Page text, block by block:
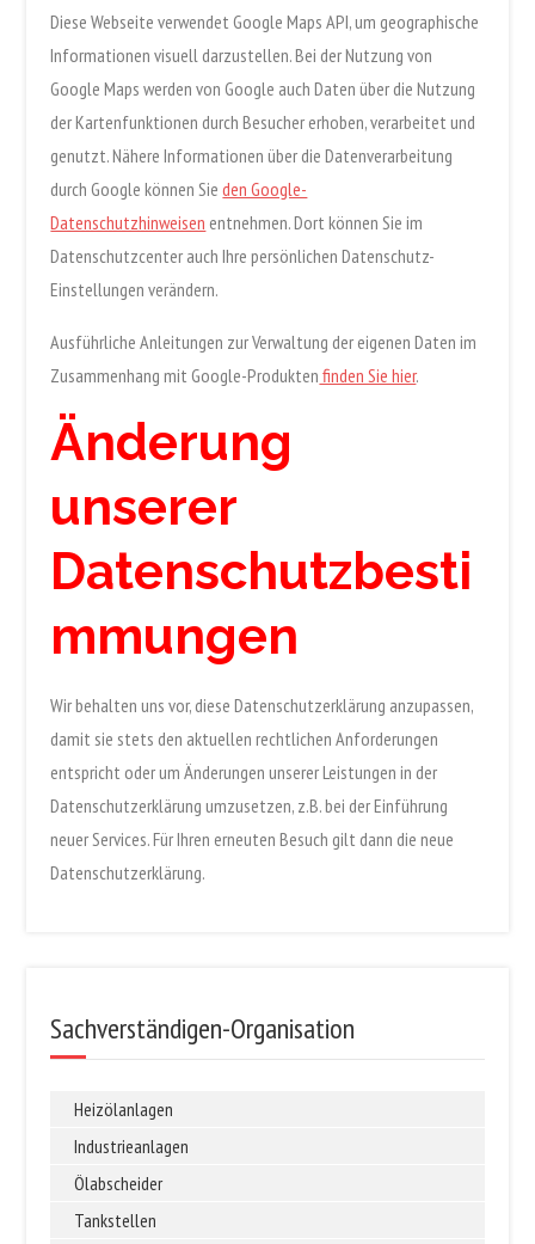
Diese Webseite verwendet Google Maps API, um geographische
Informationen visuell darzustellen. Bei der Nutzung von
Google Maps werden von Google auch Daten über die Nutzung
der Kartenfunktionen durch Besucher erhoben, verarbeitet und
genutzt. Nähere Informationen über die Datenverarbeitung
durch Google können Sieden Google-
Datenschutzhinweisen entnehmen. Dort können Sie im
Datenschutzcenter auch Ihre persönlichen Datenschutz-
Einstellungen verändern.
Ausführliche Anleitungen zur Verwaltung der eigenen Daten im
Zusammenhang mit Google-Produkten finden Sie hier.
Änderung
unserer
Datenschutzbesti
mmungen
Wir behalten uns vor, diese Datenschutzerklärung anzupassen,
damit sie stets den aktuellen rechtlichen Anforderungen
entspricht oder um Änderungen unserer Leistungen in der
Datenschutzerklärung umzusetzen, z.B. bei der Einführung
neuer Services. Für Ihren erneuten Besuch gilt dann die neue
Datenschutzerklärung.
Sachverständigen-Organisation
Heizölanlagen
Industrieanlagen
Ölabscheider
Tankstellen